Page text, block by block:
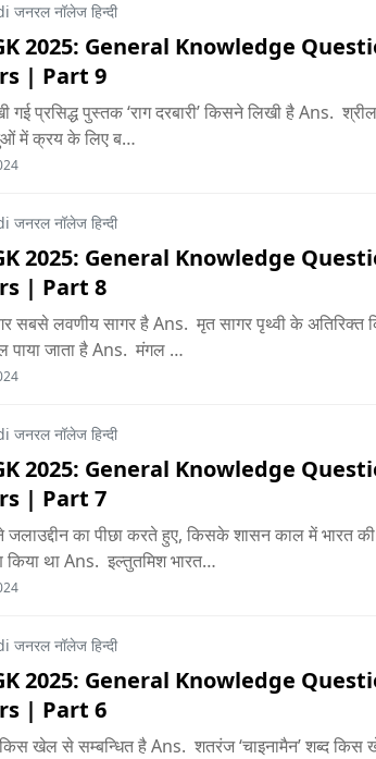
जनरल नॉलेज हिन्दी
2025: General Knowledge
| Part 9
गई प्रसिद्ध पुस्तक ‘राग दरबारी’ किसने लिखी है Ans.
में क्रय के लिए ब…
जनरल नॉलेज हिन्दी
2025: General Knowledge
| Part 8
सबसे लवणीय सागर है Ans. मृत सागर पृथ्वी के अतिरिक्त
पाया जाता है Ans. मंगल …
जनरल नॉलेज हिन्दी
2025: General Knowledge
| Part 7
का पीछा करते हुए, किसके शासन काल में भारत
था Ans. इल्तुतमिश भारत…
जनरल नॉलेज हिन्दी
2025: General Knowledge
| Part 6
किस खेल से सम्बन्धित है Ans. शतरंज ‘चाइनामैन’ शब्द किस